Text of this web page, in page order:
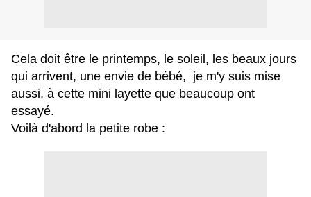
Cela doit être le printemps, le soleil, les beaux jours
qui arrivent, une envie de bébé, je m'y suis mise
aussi, à cette mini layette que beaucoup ont
essayé.
Voilà d'abord la petite robe :